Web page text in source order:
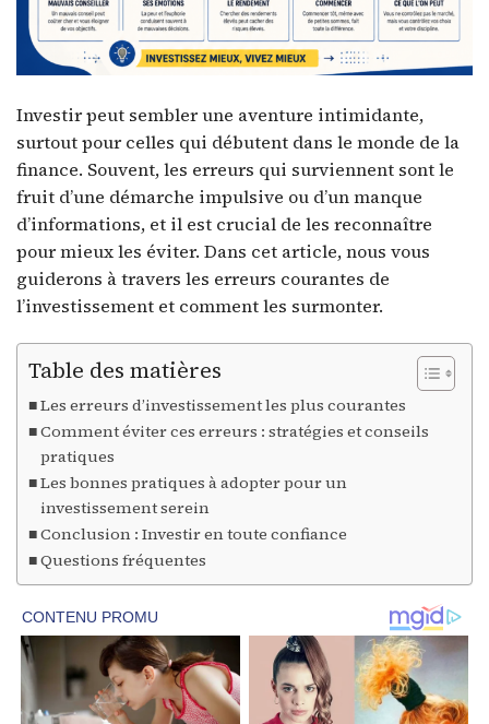
Investir peut sembler une aventure intimidante,
surtout pour celles qui débutent dans le monde de la
finance. Souvent, les erreurs qui surviennent sont le
fruit d’une démarche impulsive ou d’un manque
d’informations, et il est crucial de les reconnaître
pour mieux les éviter. Dans cet article, nous vous
guiderons à travers les erreurs courantes de
l’investissement et comment les surmonter.
Table des matières
Les erreurs d’investissement les plus courantes
Comment éviter ces erreurs : stratégies et conseils
pratiques
Les bonnes pratiques à adopter pour un
investissement serein
Conclusion : Investir en toute confiance
Questions fréquentes